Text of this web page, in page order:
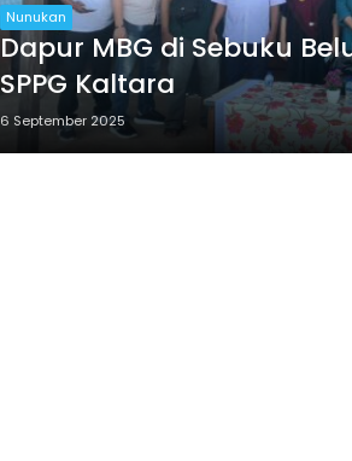
Nunukan
Dapur MBG di Sebuku
SPPG Kaltara
6 September 2025